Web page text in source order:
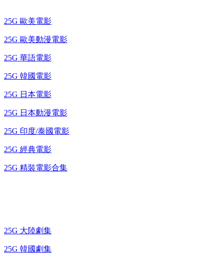
25G 歐美電影
25G 歐美動漫電影
25G 華語電影
25G 韓國電影
25G 日本電影
25G 日本動漫電影
25G 印度/泰國電影
25G 經典電影
25G 精裝電影合集
25G 大陸劇集
25G 韓國劇集